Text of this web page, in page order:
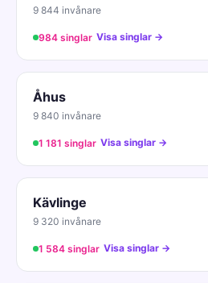
9 844 invånare
984 singlar Visa singlar →
Åhus
9 840 invånare
1 181 singlar Visa singlar →
Kävlinge
9 320 invånare
1 584 singlar Visa singlar →